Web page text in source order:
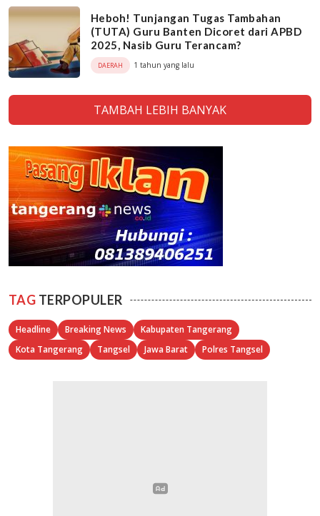
Heboh! Tunjangan Tugas Tambahan
(TUTA) Guru Banten Dicoret dari APBD
2025, Nasib Guru Terancam?
DAERAH 1 tahun yang lalu
TAMBAH LEBIH BANYAK
TAG TERPOPULER
Headline Breaking News
Kabupaten Tangerang
Kota Tangerang
Tangsel Jawa Barat Polres Tangsel